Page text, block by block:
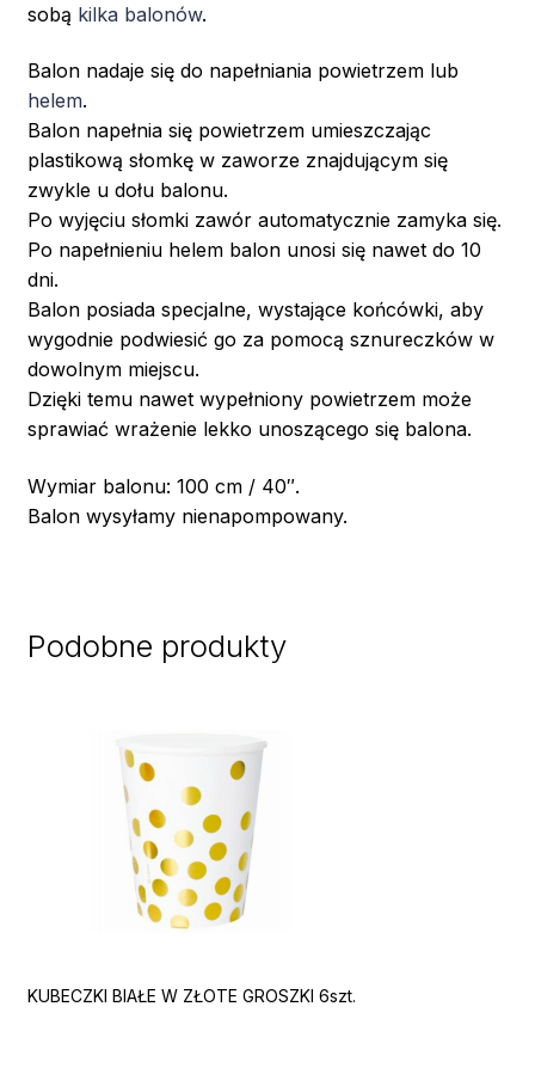
sobą kilka balonów.
Balon nadaje się do napełniania powietrzem lub
helem.
Balon napełnia się powietrzem umieszczając
plastikową słomkę w zaworze znajdującym się
zwykle u dołu balonu.
Po wyjęciu słomki zawór automatycznie zamyka się.
Po napełnieniu helem balon unosi się nawet do 10
dni.
Balon posiada specjalne, wystające końcówki, aby
wygodnie podwiesić go za pomocą sznureczków w
dowolnym miejscu.
Dzięki temu nawet wypełniony powietrzem może
sprawiać wrażenie lekko unoszącego się balona.
Wymiar balonu: 100 cm / 40″.
Balon wysyłamy nienapompowany.
Podobne produkty
KUBECZKI BIAŁE W ZŁOTE GROSZKI 6szt.